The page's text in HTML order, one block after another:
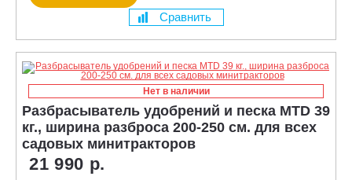
Сравнить
Нет в наличии
Разбрасыватель удобрений и песка MTD 39
кг., ширина разброса 200-250 см. для всех
садовых минитракторов
21 990 р.